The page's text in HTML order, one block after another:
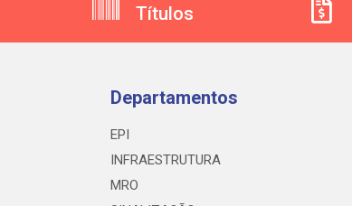
Títulos
Departamentos
EPI
INFRAESTRUTURA
MRO